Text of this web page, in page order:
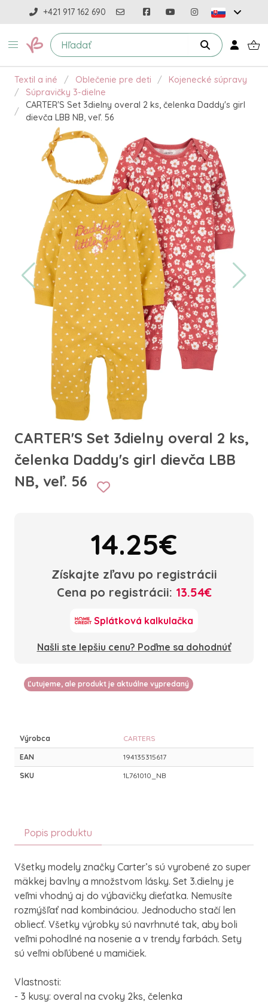
+421 917 162 690
Textil a iné Oblečenie pre deti
Kojenecké súpravy
Súpravičky 3-dielne
CARTER'S Set 3dielny overal 2 ks, čelenka Daddy's girl
dievča LBB NB, veľ. 56
CARTER'S Set 3dielny overal 2 ks,
čelenka Daddy's girl dievča LBB
NB, veľ. 56
14.25€
Získajte zľavu po registrácii
Cena po registrácii: 13.54€
Splátková kalkulačka
Našli ste lepšiu cenu? Poďme sa dohodnúť
Ľutujeme, ale produkt je aktuálne vypredaný
Výrobca CARTERS
EAN 194135315617
SKU 1L761010_NB
Popis produktu
Všetky modely značky Carter’s sú vyrobené zo super
mäkkej bavlny a množstvom lásky. Set 3.dielny je
veľmi vhodný aj do výbavičky dieťatka. Nemusíte
rozmýšľať nad kombináciou. Jednoducho stačí len
obliecť. Všetky výrobky sú navrhnuté tak, aby boli
veľmi pohodlné na nosenie a v trendy farbách. Sety
sú veľmi obľúbené u mamičiek.
Vlastnosti:
- 3 kusy: overal na cvoky 2ks, čelenka